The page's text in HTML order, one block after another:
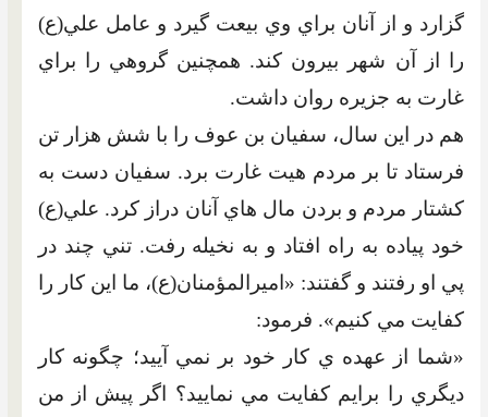
گزارد و از آنان براي وي بيعت گيرد و عامل علي(ع)
را از آن شهر بيرون کند. همچنين گروهي را براي
غارت به جزيره روان داشت.
هم در اين سال، سفيان بن عوف را با شش هزار تن
فرستاد تا بر مردم هيت غارت برد. سفيان دست به
کشتار مردم و بردن مال هاي آنان دراز کرد. علي(ع)
خود پياده به راه افتاد و به نخيله رفت. تني چند در
پي او رفتند و گفتند: «اميرالمؤمنان(ع)، ما اين کار را
کفايت مي کنيم». فرمود:
«شما از عهده ي کار خود بر نمي آييد؛ چگونه کار
ديگري را برايم کفايت مي نماييد؟ اگر پيش از من